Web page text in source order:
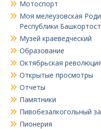
Мотоспорт
Моя мелеузовская
Республики
Музей краеведческий
Образование
Октябрьская
Открытые просмотры
Отчеты
Памятники
Пивобезалкогольный
Пионерия